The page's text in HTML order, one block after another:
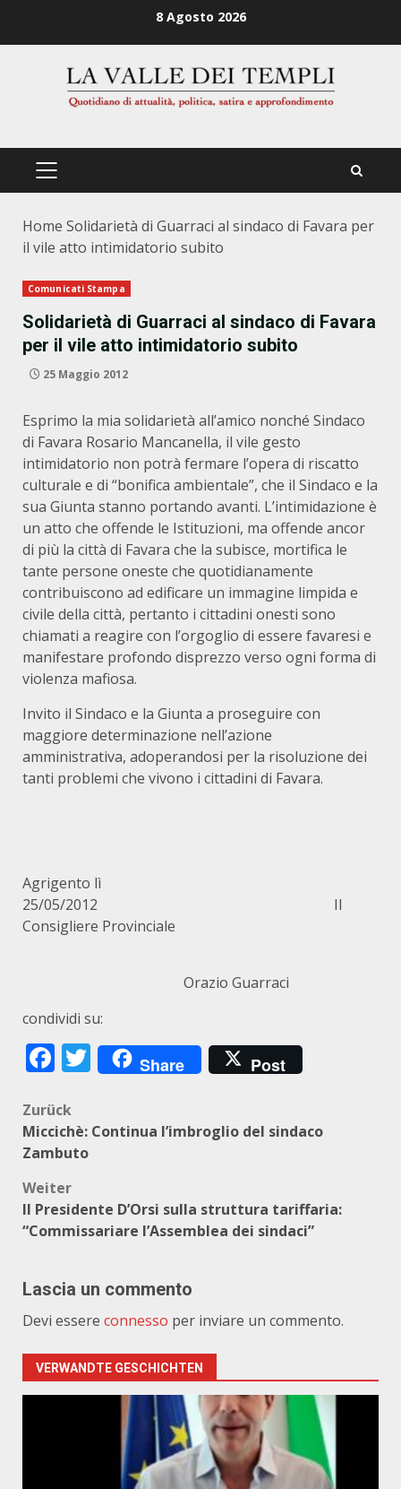
8 Agosto 2026
PRIMÄRES
Home Solidarietà di Guarraci al sindaco di Favara per
il vile atto intimidatorio subito
Comunicati Stampa
Solidarietà di Guarraci al sindaco di Favara
per il vile atto intimidatorio subito
25 Maggio 2012
Esprimo la mia solidarietà all’amico nonché Sindaco
di Favara Rosario Mancanella, il vile gesto
intimidatorio non potrà fermare l’opera di riscatto
culturale e di “bonifica ambientale”, che il Sindaco e la
sua Giunta stanno portando avanti. L’intimidazione è
un atto che offende le Istituzioni, ma offende ancor
di più la città di Favara che la subisce, mortifica le
tante persone oneste che quotidianamente
contribuiscono ad edificare un immagine limpida e
civile della città, pertanto i cittadini onesti sono
chiamati a reagire con l’orgoglio di essere favaresi e
manifestare profondo disprezzo verso ogni forma di
violenza mafiosa.
Invito il Sindaco e la Giunta a proseguire con
maggiore determinazione nell’azione
amministrativa, adoperandosi per la risoluzione dei
tanti problemi che vivono i cittadini di Favara.
Agrigento lì
25/05/2012 Il
Consigliere Provinciale
Orazio Guarraci
condividi su:
Facebook
Twitter
Share Post
Beitragsnavigation
Zurück
Miccichè: Continua l’imbroglio del sindaco
Zambuto
Weiter
Il Presidente D’Orsi sulla struttura tariffaria:
“Commissariare l’Assemblea dei sindaci”
Lascia un commento
Devi essere connesso per inviare un commento.
VERWANDTE GESCHICHTEN